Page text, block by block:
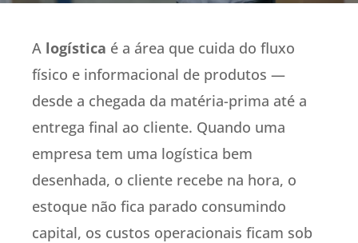
A logística é a área que cuida do fluxo
físico e informacional de produtos —
desde a chegada da matéria-prima até a
entrega final ao cliente. Quando uma
empresa tem uma logística bem
desenhada, o cliente recebe na hora, o
estoque não fica parado consumindo
capital, os custos operacionais ficam sob